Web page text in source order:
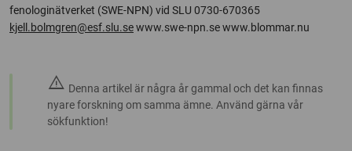
fenologinätverket (SWE-NPN) vid SLU 0730-670365
kjell.bolmgren@esf.slu.sewww.swe-npn.se www.blommar.nu
warning Denna artikel är några år gammal och det kan finnas
nyare forskning om samma ämne. Använd gärna vår
sökfunktion!